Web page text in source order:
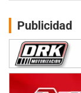
Ciudad de
Avellaneda (Santa
SUR
José Samuel
Publicidad